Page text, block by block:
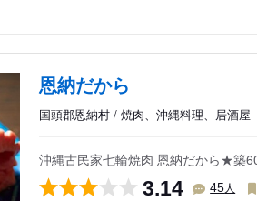
恩納だから
国頭郡恩納村 / 焼肉、沖縄料理、居酒屋
沖縄古民家七輪焼肉 恩納だから★築
3.14 45人